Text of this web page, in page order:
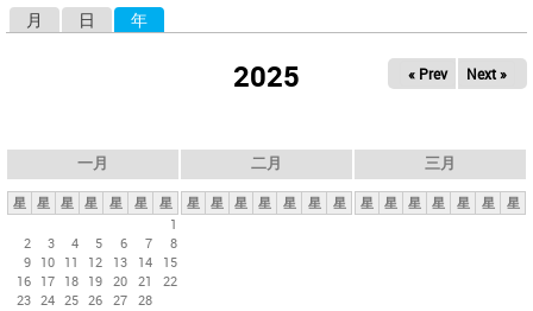
月 日 年
2025 « Prev Next »
一月
星 星 星 星 星 星
星
1
2
3 4 5 6 7
8
9 10 11 12 13 14
15
16 17 18 19 20 21
22
23 24 25 26 27 28
二月
星 星 星 星 星 星 星
三月
星 星 星 星 星 星 星